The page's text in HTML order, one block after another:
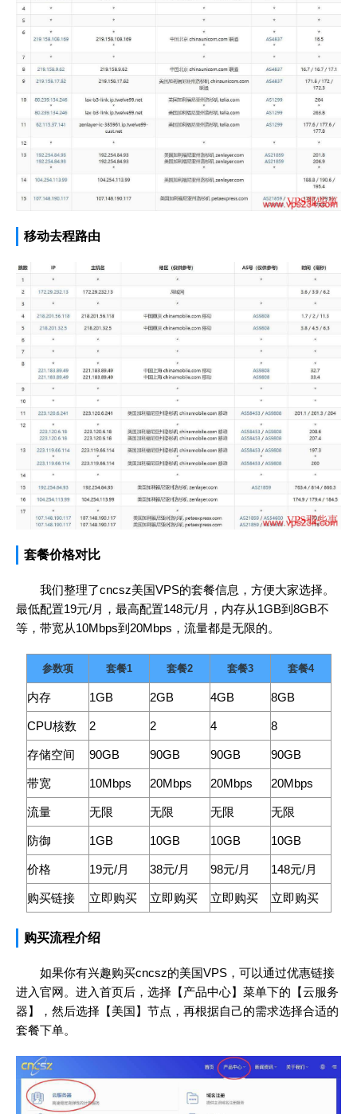
移动去程路由
套餐价格对比
我们整理了cncsz美国VPS的套餐信息，方便大家选择。
最低配置19元/月，最高配置148元/月，内存从1GB到8GB不
等，带宽从10Mbps到20Mbps，流量都是无限的。
参数项 套餐1 套餐2 套餐3 套餐4
内存 1GB 2GB 4GB 8GB
CPU核数 2 2 4 8
存储空间 90GB 90GB 90GB 90GB
带宽 10Mbps 20Mbps 20Mbps 20Mbps
流量 无限 无限 无限 无限
防御 1GB 10GB 10GB 10GB
价格 19元/月 38元/月 98元/月 148元/月
购买链接 立即购买 立即购买 立即购买 立即购买
购买流程介绍
如果你有兴趣购买cncsz的美国VPS，可以通过优惠链接
进入官网。进入首页后，选择【产品中心】菜单下的【云服务
器】，然后选择【美国】节点，再根据自己的需求选择合适的
套餐下单。